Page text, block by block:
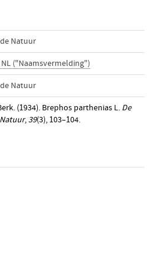
Natuur
NL ("Naamsvermelding")
Natuur
(1934). Brephos parthenias L. De
, 39(3), 103–104.